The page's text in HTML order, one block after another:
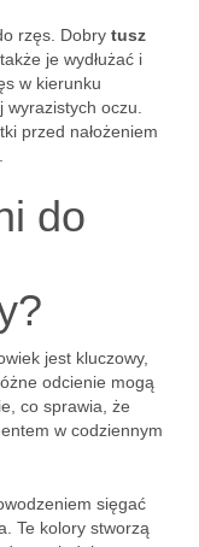
rzęs. Dobry tusz
je wydłużać i
w kierunku
oczu.
przed nałożeniem
do
jest kluczowy,
odcienie mogą
co sprawia, że
w codziennym
sięgać
Te kolory stworzą